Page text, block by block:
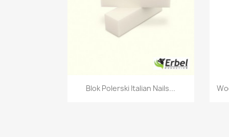
Szybki podgląd
Blok Polerski Italian Nails...